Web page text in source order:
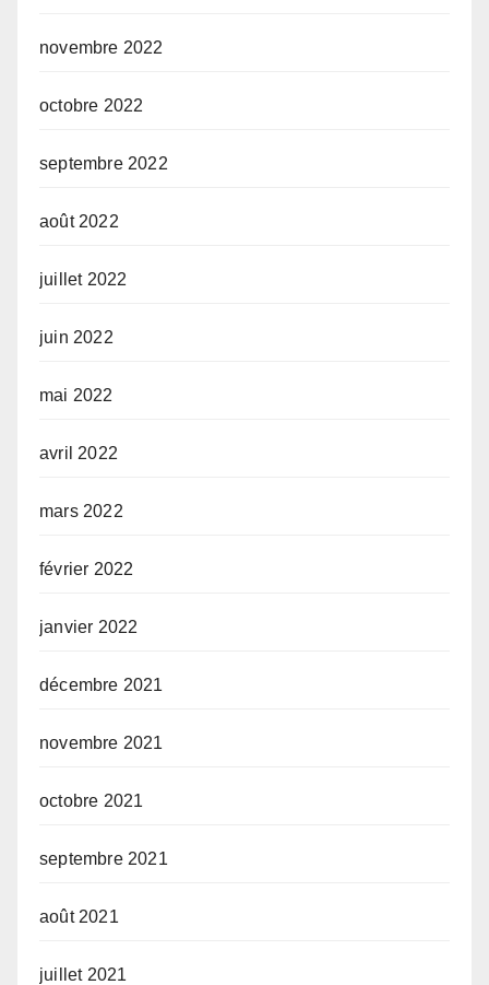
novembre 2022
octobre 2022
septembre 2022
août 2022
juillet 2022
juin 2022
mai 2022
avril 2022
mars 2022
février 2022
janvier 2022
décembre 2021
novembre 2021
octobre 2021
septembre 2021
août 2021
juillet 2021